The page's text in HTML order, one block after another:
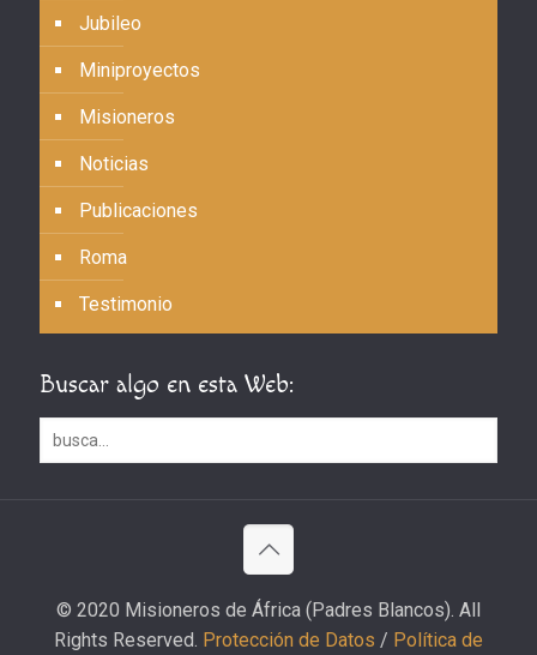
Jubileo
Miniproyectos
Misioneros
Noticias
Publicaciones
Roma
Testimonio
Buscar algo en esta Web:
© 2020 Misioneros de África (Padres Blancos). All
Rights Reserved. Protección de Datos / Política de